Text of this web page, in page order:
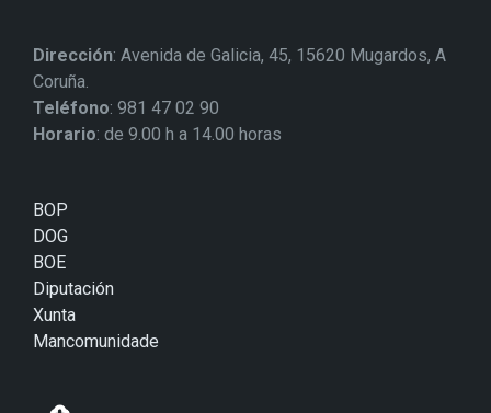
Dirección: Avenida de Galicia, 45, 15620 Mugardos, A
Coruña.
Teléfono: 981 47 02 90
Horario: de 9.00 h a 14.00 horas
BOP
DOG
BOE
Diputación
Xunta
Mancomunidade